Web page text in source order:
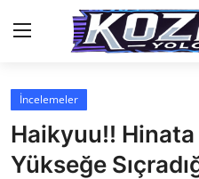
Anasayfa
Genel
İncelemeler
Haikyuu!! Hinata
Yükseğe